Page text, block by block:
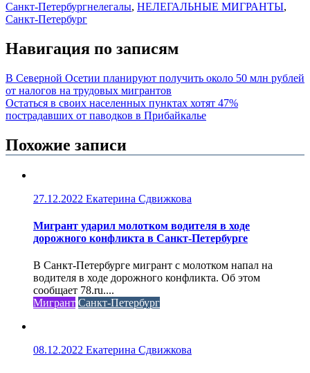
Санкт-Петербургнелегалы, НЕЛЕГАЛЬНЫЕ МИГРАНТЫ,
Санкт-Петербург
Навигация по записям
В Северной Осетии планируют получить около 50 млн рублей
от налогов на трудовых мигрантов
Остаться в своих населенных пунктах хотят 47%
пострадавших от паводков в Прибайкалье
Похожие записи
27.12.2022 Екатерина Сдвижкова
Мигрант ударил молотком водителя в ходе
дорожного конфликта в Санкт-Петербурге
В Санкт-Петербурге мигрант с молотком напал на
водителя в ходе дорожного конфликта. Об этом
сообщает 78.ru....
Мигрант Санкт-Петербург
08.12.2022 Екатерина Сдвижкова